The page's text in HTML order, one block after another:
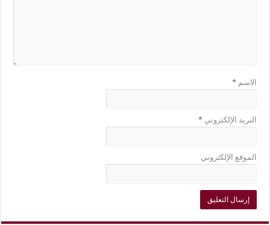
الاسم*
البريد الإلكتروني*
الموقع الإلكتروني